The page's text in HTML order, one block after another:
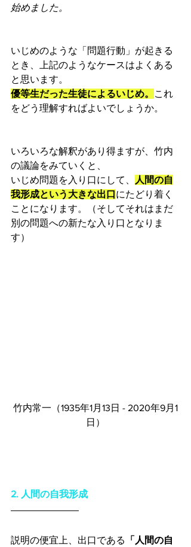
始めました。
いじめのような「問題行動」が起きる
とき、上記のようなケースはよくある
と思います。
優等生だった生徒によるいじめ。
これ
をどう理解すればよいでしょうか。
いろいろな解釈があり得ますが、竹内
の議論をみていくと、
いじめ問題を入り口にして、
人間の自
我形成という大きな出口 にたどり着く
ことになります。（そしてそれはまだ
別の問題への新たな入り口となりま
す）
竹内常一（1935年1月13日 - 2020年9月1
日）
2. 人間の自我形成
説明の便宜上、出口である
「人間の自